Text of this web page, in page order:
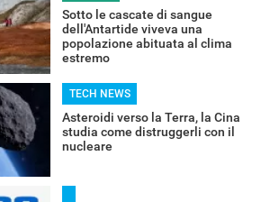
Sotto le cascate di sangue
dell'Antartide viveva una
popolazione abituata al clima
estremo
TECH NEWS
Asteroidi verso la Terra, la Cina
studia come distruggerli con il
nucleare